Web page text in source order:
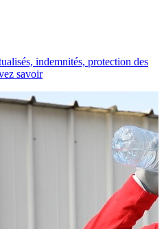
indemnités, protection des
savoir